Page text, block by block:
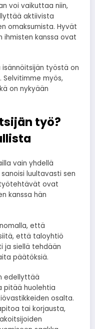
voi vaikuttaa niin,
aktiivista
omaksumista. Hyvät
ihmisten kanssa ovat
työstä on
myös,
on nykyään
työ?
vain yhdellä
luultavasti sen
ovat
kanssa hän
että
että taloyhtiö
ja siellä tehdään
päätöksiä.
edellyttää
pitää huolehtia
osalta.
tai korjausta,